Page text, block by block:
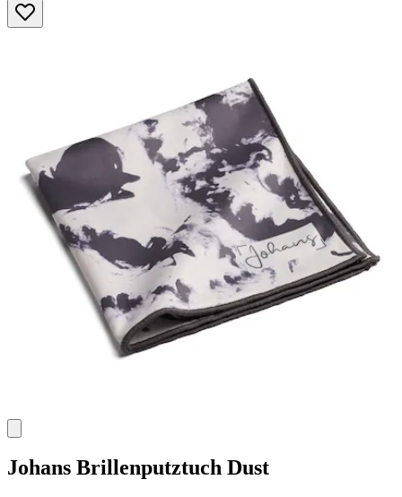
Sternen.
3
Johans Brillenputztuch Dust